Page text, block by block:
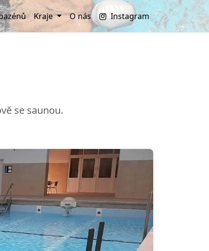
Kraje O nás Instagram
se saunou.